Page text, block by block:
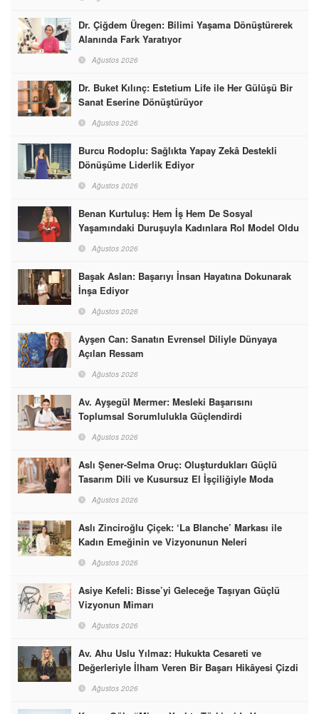
Dr. Çiğdem Üregen: Bilimi Yaşama Dönüştürerek
Alanında Fark Yaratıyor
Ağustos 2026
Dr. Buket Kılınç: Estetium Life ile Her Gülüşü Bir
Sanat Eserine Dönüştürüyor
Ağustos 2026
Burcu Rodoplu: Sağlıkta Yapay Zekâ Destekli
Dönüşüme Liderlik Ediyor
Ağustos 2026
Benan Kurtuluş: Hem İş Hem De Sosyal
Yaşamındaki Duruşuyla Kadınlara Rol Model Oldu
Ağustos 2026
Başak Aslan: Başarıyı İnsan Hayatına Dokunarak
İnşa Ediyor
Ağustos 2026
Ayşen Can: Sanatın Evrensel Diliyle Dünyaya
Açılan Ressam
Ağustos 2026
Av. Ayşegül Mermer: Mesleki Başarısını
Toplumsal Sorumlulukla Güçlendirdi
Ağustos 2026
Aslı Şener-Selma Oruç: Oluşturdukları Güçlü
Tasarım Dili ve Kusursuz El İşçiliğiyle Moda
Dünyasına İmzalarını Attılar
Ağustos 2026
Aslı Zinciroğlu Çiçek: ‘La Blanche’ Markası ile
Kadın Emeğinin ve Vizyonunun Neleri
Başarabileceğinin En Güzel Örneğini Sunuyor
Ağustos 2026
Asiye Kefeli: Bisse’yi Geleceğe Taşıyan Güçlü
Vizyonun Mimarı
Ağustos 2026
Av. Ahu Uslu Yılmaz: Hukukta Cesareti ve
Değerleriyle İlham Veren Bir Başarı Hikâyesi Çizdi
Ağustos 2026